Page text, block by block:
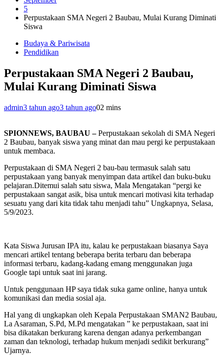
5
Perpustakaan SMA Negeri 2 Baubau, Mulai Kurang Diminati
Siswa
Budaya & Pariwisata
Pendidikan
Perpustakaan SMA Negeri 2 Baubau,
Mulai Kurang Diminati Siswa
admin3 tahun ago3 tahun ago02 mins
SPIONNEWS, BAUBAU –Perpustakaan sekolah di SMA Negeri
2 Baubau, banyak siswa yang minat dan mau pergi ke perpustakaan
untuk membaca.
Perpustakaan di SMA Negeri 2 bau-bau termasuk salah satu
perpustakaan yang banyak menyimpan data artikel dan buku-buku
pelajaran.Ditemui salah satu siswa, Mala Mengatakan “pergi ke
perpustakaan sangat asik, bisa untuk mencari motivasi kita terhadap
sesuatu yang dari kita tidak tahu menjadi tahu” Ungkapnya, Selasa,
5/9/2023.
Kata Siswa Jurusan IPA itu, kalau ke perpustakaan biasanya Saya
mencari artikel tentang beberapa berita terbaru dan beberapa
informasi terbaru, kadang-kadang emang menggunakan juga
Google tapi untuk saat ini jarang.
Untuk penggunaan HP saya tidak suka game online, hanya untuk
komunikasi dan media sosial aja.
Hal yang di ungkapkan oleh Kepala Perpustakaan SMAN2 Baubau,
La Asaraman, S.Pd, M.Pd mengatakan ” ke perpustakaan, saat ini
bisa dikatakan berkurang karena dengan adanya perkembangan
zaman dan teknologi, terhadap hukum menjadi sedikit berkurang”
Ujarnya.